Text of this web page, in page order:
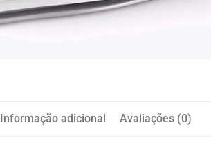
Informação adicional Avaliações (0)